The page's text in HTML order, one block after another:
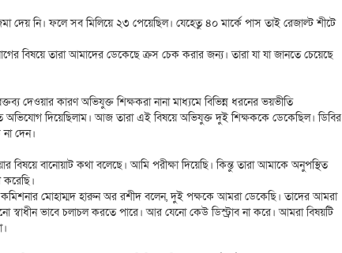
দেয় নি। ফলে সব মিলিয়ে ২৩ পেয়েছিল। যেহেতু ৪০ মার্কে পাস তাই রেজাল্ট শীটে
বিষয়ে তারা আমাদের ডেকেছে ক্রস চেক করার জন্য। তারা যা যা জানতে চেয়েছে
দেওয়ার কারণ অভিযুক্ত শিক্ষকরা নানা মাধ্যমে বিভিন্ন ধরনের ভয়ভীতি
অভিযোগ দিয়েছিলাম। আজ তারা এই বিষয়ে অভিযুক্ত দুই শিক্ষককে ডেকেছিল। ডিবির
দেন।
বিষয়ে বানোয়াট কথা বলেছে। আমি পরীক্ষা দিয়েছি। কিন্তু তারা আমাকে অনুপস্থিত
কমিশনার মোহাম্মদ হারুন অর রশীদ বলেন, দুই পক্ষকে আমরা ডেকেছি। তাদের আমরা
ভাবে চলাচল করতে পারে। আর যেনো কেউ ডিস্ট্রাব না করে। আমরা বিষয়টি